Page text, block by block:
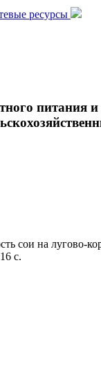
ресурсы
питания
сои на лугово-
с.